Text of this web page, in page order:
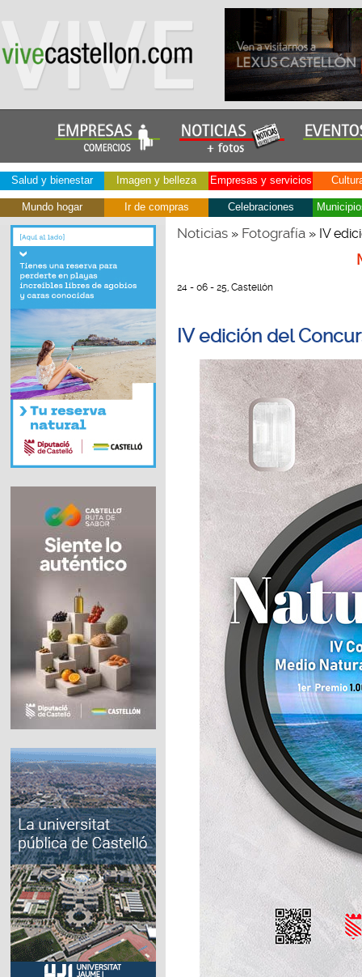
Salud y bienestar Imagen y belleza Empresas y servicios
Mundo hogar Ir de compras Celebraciones
Noticias» Fotografía» IV
24 - 06 - 25, Castellón
IV edición del